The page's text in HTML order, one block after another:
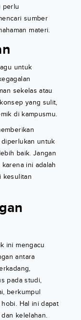
perlu
sumber
materi.
untuk
sekelas atau
yang sulit,
di kampusmu.
untuk
baik. Jangan
ini adalah
kesulitan
ini mengacu
antara
pada studi,
berkumpul
Hal ini dapat
kelelahan.